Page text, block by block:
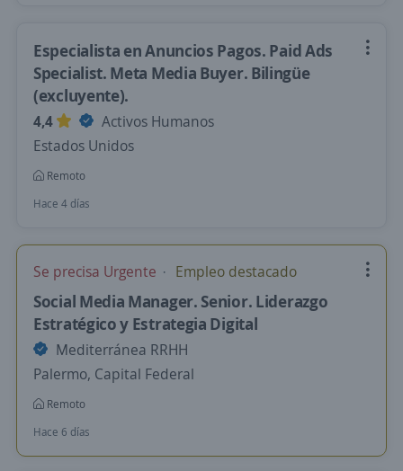
Especialista en Anuncios Pagos. Paid Ads
Specialist. Meta Media Buyer. Bilingüe
(excluyente).
4,4
Activos Humanos
Estados Unidos
Remoto
Hace 4 días
Se precisa Urgente Empleo destacado
Social Media Manager. Senior. Liderazgo
Estratégico y Estrategia Digital
Mediterránea RRHH
Palermo, Capital Federal
Remoto
Hace 6 días